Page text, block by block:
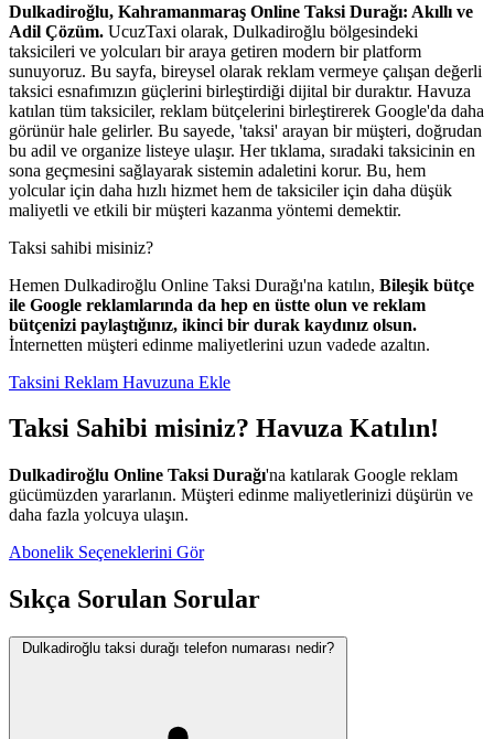
Dulkadiroğlu, Kahramanmaraş Online Taksi Durağı: Akıllı ve
Adil Çözüm. UcuzTaxi olarak, Dulkadiroğlu bölgesindeki
taksicileri ve yolcuları bir araya getiren modern bir platform
sunuyoruz. Bu sayfa, bireysel olarak reklam vermeye çalışan değerli
taksici esnafımızın güçlerini birleştirdiği dijital bir duraktır. Havuza
katılan tüm taksiciler, reklam bütçelerini birleştirerek Google'da daha
görünür hale gelirler. Bu sayede, 'taksi' arayan bir müşteri, doğrudan
bu adil ve organize listeye ulaşır. Her tıklama, sıradaki taksicinin en
sona geçmesini sağlayarak sistemin adaletini korur. Bu, hem
yolcular için daha hızlı hizmet hem de taksiciler için daha düşük
maliyetli ve etkili bir müşteri kazanma yöntemi demektir.
Taksi sahibi misiniz?
Hemen Dulkadiroğlu Online Taksi Durağı'na katılın, Bileşik bütçe
ile Google reklamlarında da hep en üstte olun ve reklam
bütçenizi paylaştığınız, ikinci bir durak kaydınız olsun.
İnternetten müşteri edinme maliyetlerini uzun vadede azaltın.
Taksini Reklam Havuzuna Ekle
Taksi Sahibi misiniz? Havuza Katılın!
Dulkadiroğlu Online Taksi Durağı'na katılarak Google reklam
gücümüzden yararlanın. Müşteri edinme maliyetlerinizi düşürün ve
daha fazla yolcuya ulaşın.
Abonelik Seçeneklerini Gör
Sıkça Sorulan Sorular
Dulkadiroğlu taksi durağı telefon numarası nedir?